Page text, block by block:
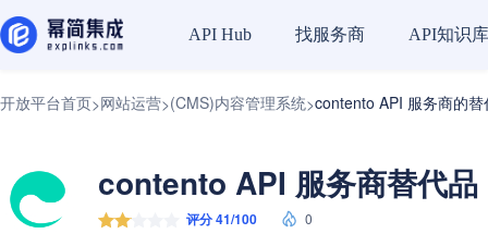
API Hub 找服务商 API知识库
开放平台首页>网站运营>(CMS)内容管理系统>contento API 服务商的替
contento API 服务商替代品
评分 41/100 0